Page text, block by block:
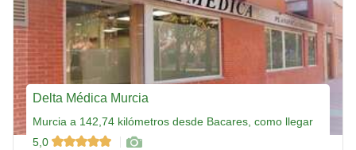
Delta Médica Murcia
Murcia a 142,74 kilómetros desde Bacares, como llegar
5,0